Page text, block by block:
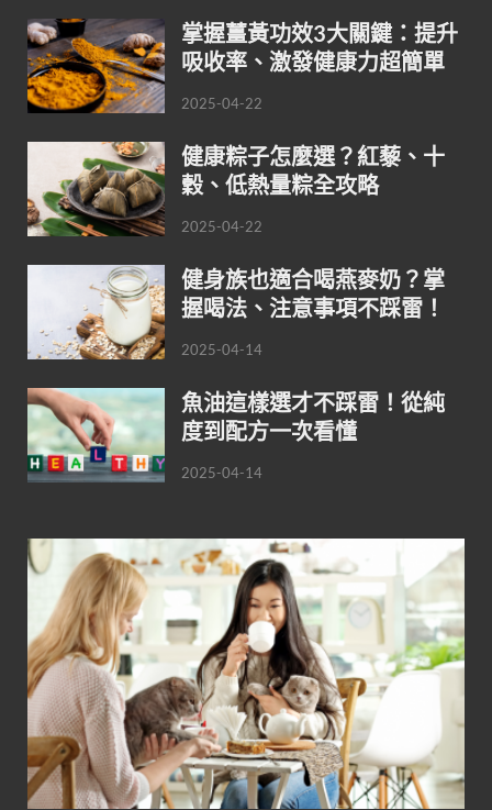
掌握薑黃功效3大關鍵：提升
吸收率、激發健康力超簡單
2025-04-22
健康粽子怎麼選？紅藜、十
穀、低熱量粽全攻略
2025-04-22
健身族也適合喝燕麥奶？掌
握喝法、注意事項不踩雷！
2025-04-14
魚油這樣選才不踩雷！從純
度到配方一次看懂
2025-04-14